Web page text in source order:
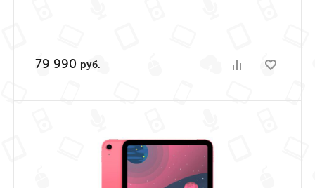
79 990 руб.